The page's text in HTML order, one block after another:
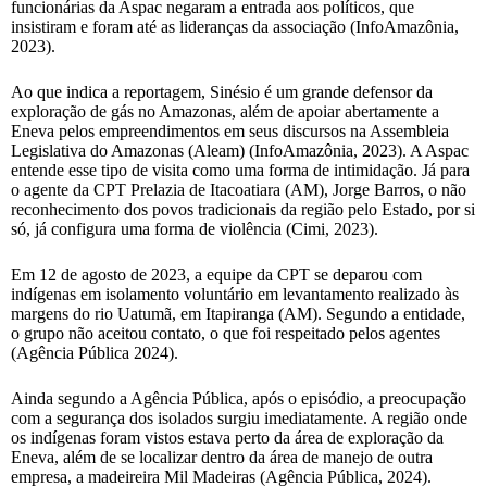
funcionárias da Aspac negaram a entrada aos políticos, que
insistiram e foram até as lideranças da associação (InfoAmazônia,
2023).
Ao que indica a reportagem, Sinésio é um grande defensor da
exploração de gás no Amazonas, além de apoiar abertamente a
Eneva pelos empreendimentos em seus discursos na Assembleia
Legislativa do Amazonas (Aleam) (InfoAmazônia, 2023). A Aspac
entende esse tipo de visita como uma forma de intimidação. Já para
o agente da CPT Prelazia de Itacoatiara (AM), Jorge Barros, o não
reconhecimento dos povos tradicionais da região pelo Estado, por si
só, já configura uma forma de violência (Cimi, 2023).
Em 12 de agosto de 2023, a equipe da CPT se deparou com
indígenas em isolamento voluntário em levantamento realizado às
margens do rio Uatumã, em Itapiranga (AM). Segundo a entidade,
o grupo não aceitou contato, o que foi respeitado pelos agentes
(Agência Pública 2024).
Ainda segundo a Agência Pública, após o episódio, a preocupação
com a segurança dos isolados surgiu imediatamente. A região onde
os indígenas foram vistos estava perto da área de exploração da
Eneva, além de se localizar dentro da área de manejo de outra
empresa, a madeireira Mil Madeiras (Agência Pública, 2024).